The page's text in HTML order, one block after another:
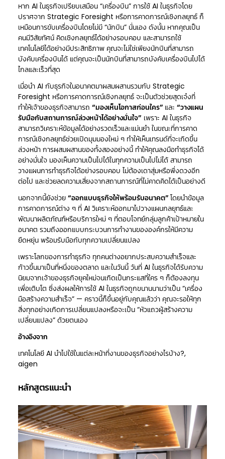
หาก AI ในธุรกิจเปรียบเสมือน “เครื่องบิน” การใช้ AI ในธุรกิจโดย
ปราศจาก Strategic Foresight หรือการคาดการณ์เชิงกลยุทธ์ ก็
เหมือนการขับเครื่องบินโดยไม่มี “นักบิน” นั่นเอง ดังนั้น หากคุณเป็น
คนมีวิสัยทัศน์ คิดเชิงกลยุทธ์ได้อย่างรอบคอบ และสามารถใช้
เทคโนโลยีได้อย่างมีประสิทธิภาพ คุณจะไม่ใช่เพียงนักบินที่สามารถ
บังคับเครื่องบินได้ แต่คุณจะเป็นนักบินที่สามารถบังคับเครื่องบินไปได้
ไกลและเร็วที่สุด
เมื่อนำ AI กับธุรกิจในอนาคตมาผสมผสานรวมกับ Strategic
Foresight หรือการคาดการณ์เชิงกลยุทธ์ จะเป็นตัวช่วยสุดเจ๋งที่
ทำให้เจ้าของธุรกิจสามารถ “มองเห็นโอกาสก่อนใคร” และ “วางแผน
รับมือกับสถานการณ์ล่วงหน้าได้อย่างมั่นใจ” เพราะ AI ในธุรกิจ
สามารถวิเคราะห์ข้อมูลได้อย่างรวดเร็วและแม่นยำ ในขณะที่การคาด
การณ์เชิงกลยุทธ์ช่วยเปิดมุมมองใหม่ ๆ ทำให้เห็นเทรนด์ที่จะเกิดขึ้น
ล่วงหน้า การผสมผสานของทั้งสองอย่างนี้ ทำให้คุณลงมือทำธุรกิจได้
อย่างมั่นใจ มองเห็นความเป็นไปได้ในทุกความเป็นไปไม่ได้ สามารถ
วางแผนการทำธุรกิจได้อย่างรอบคอบ ไม่ต้องเดาสุ่มหรือพึ่งดวงอีก
ต่อไป และช่วยลดความเสี่ยงจากสถานการณ์ที่ไม่คาดคิดได้เป็นอย่างดี
นอกจากนี้ยังช่วย “ออกแบบธุรกิจให้พร้อมรับอนาคต” โดยนำข้อมูล
การคาดการณ์ต่าง ๆ ที่ AI วิเคราะห์ออกมาไปวางแผนกลยุทธ์และ
พัฒนาผลิตภัณฑ์หรือบริการใหม่ ๆ ที่ตอบโจทย์กลุ่มลูกค้าเป้าหมายใน
อนาคต รวมถึงออกแบบกระบวนการทำงานขององค์กรให้มีความ
ยืดหยุ่น พร้อมรับมือกับทุกความเปลี่ยนแปลง
เพราะโลกของการทำธุรกิจ ทุกคนต่างอยากประสบความสำเร็จและ
ก้าวขึ้นมาเป็นที่หนึ่งของตลาด และในวันนี้ วันที่ AI ในธุรกิจได้รับความ
นิยมจากเจ้าของธุรกิจยุคใหม่จนเกิดเป็นกระแสที่ใคร ๆ ก็ต้องลงทุน
เพื่อเติบโต ซึ่งส่งผลให้การใช้ AI ในธุรกิจถูกขนานนามว่าเป็น “เครื่อง
มือสร้างความสำเร็จ” — คราวนี้ก็ขึ้นอยู่กับคุณแล้วว่า คุณจะรอให้ทุก
สิ่งทุกอย่างเกิดการเปลี่ยนแปลงหรือจะเป็น “หัวแถวผู้สร้างความ
เปลี่ยนแปลง” ด้วยตนเอง
อ้างอิงจาก
เทคโนโลยี AI นำไปใช้ในแต่ละหน้าที่งานของธุรกิจอย่างไรบ้าง?,
aigen
หลักสูตรแนะนำ